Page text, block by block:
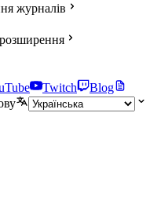
журналів
Twitch
Blog